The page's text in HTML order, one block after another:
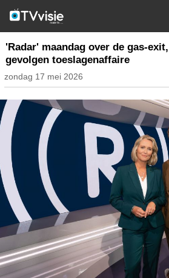
inhoud nederland
'Radar' maandag over de gas-
gevolgen toeslagenaffaire
zondag 17 mei 2026